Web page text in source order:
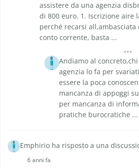
assistere da una agenzia
di 800 euro. 1. Iscrizione aire
perché recarsi
conto corrente, basta ...
Andiamo al
agenzia lo fa per
essere la poca
mancanza di appoggi
per mancanza di
pratiche burocratiche ...
Emphirio ha risposto a una
6 anni fa